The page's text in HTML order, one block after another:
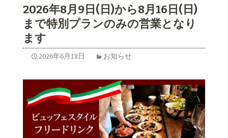
2026年8月9日(日)から8月16日(日)
まで特別プランのみの営業となり
ます
2026年6月18日 お知らせ